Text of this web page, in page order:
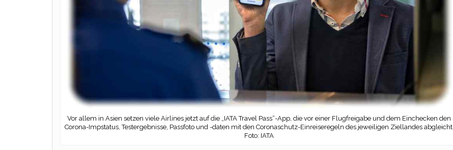
Vor allem in Asien setzen viele Airlines jetzt auf die „IATA Travel Pass“-App, die vor einer Flugfreigabe und dem Einchecken den
Corona-Impstatus, Testergebnisse, Passfoto und -daten mit den Coronaschutz-Einreiseregeln des jeweiligen Ziellandes abgleicht.
Foto: IATA